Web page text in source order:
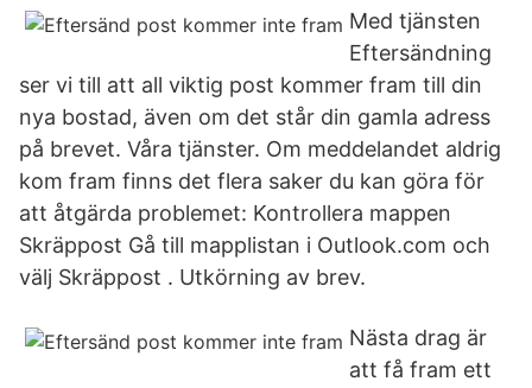
Med tjänsten
Eftersändning
ser vi till att all viktig post kommer fram till din
nya bostad, även om det står din gamla adress
på brevet. Våra tjänster. Om meddelandet aldrig
kom fram finns det flera saker du kan göra för
att åtgärda problemet: Kontrollera mappen
Skräppost Gå till mapplistan i Outlook.com och
välj Skräppost . Utkörning av brev.
Nästa drag är
att få fram ett